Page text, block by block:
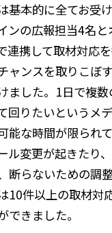
基本的に全てお受
ンの広報担当4名と
連携して取材対応
ャンスを取りこぼ
ました。1日で複
回りたいというメ
能な時間が限られ
ル変更が起きたり
断らないための調
10件以上の取材対
できました。